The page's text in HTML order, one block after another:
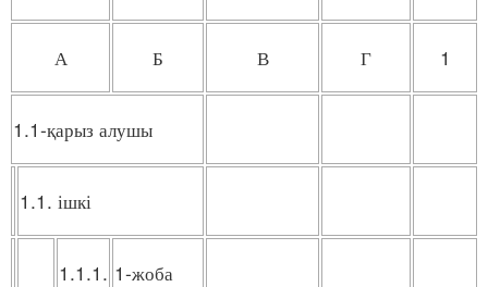
А Б В Г 1
1.1-қарыз алушы
1.1. ішкі
1.1.1. 1-жоба